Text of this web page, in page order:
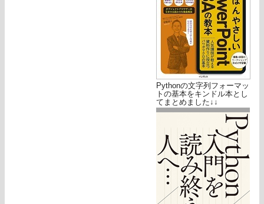
Pythonの文字列フォーマッ
トの基本をキンドル本とし
てまとめました↓↓